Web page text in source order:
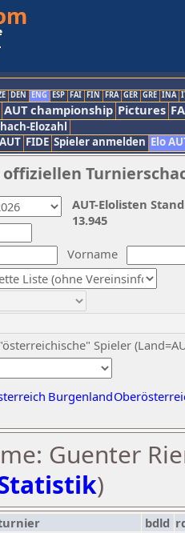
DEN ENG ESP FAI FIN FRA GER GRE INA
AUT championship Pictures
Elozahl
FIDE Spieler anmelden Elo
Vorname
Spieler
Burgenland
AUT-Elolisten
13.945
Guenter
)
bdld